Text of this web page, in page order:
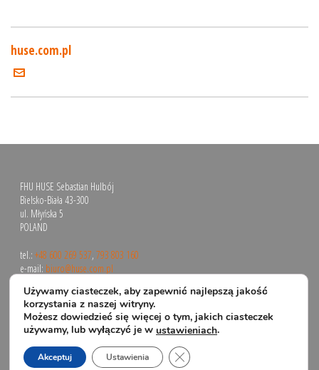
huse.com.pl
FHU HUSE Sebastian Hulbój
Bielsko-Biała 43-300
ul. Młyńska 5
POLAND
tel.:+48 600 269 537,793 803 160
e-mail: biuro@huse.com.pl
Używamy ciasteczek, aby zapewnić najlepszą jakość
korzystania z naszej witryny.
Możesz dowiedzieć się więcej o tym, jakich ciasteczek
używamy, lub wyłączyć je w ustawieniach.
Akceptuj Ustawienia Zamknij panel powiadomień o